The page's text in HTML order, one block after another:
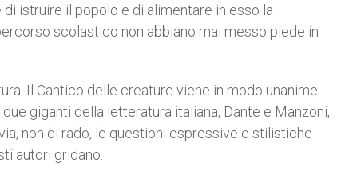
istruire il popolo e di alimentare in esso la
scolastico non abbiano mai messo piede in
Il Cantico delle creature viene in modo unanime
giganti della letteratura italiana, Dante e Manzoni,
non di rado, le questioni espressive e stilistiche
autori gridano.